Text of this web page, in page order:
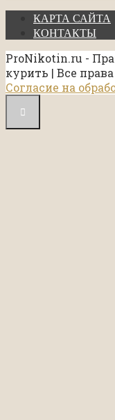
КАРТА САЙТА
КОНТАКТЫ
ProNikotin.ru -
курить | Все
Согласие на